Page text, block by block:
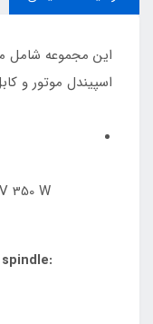
این مجموعه شامل
اسپیندل موتور و
350 W